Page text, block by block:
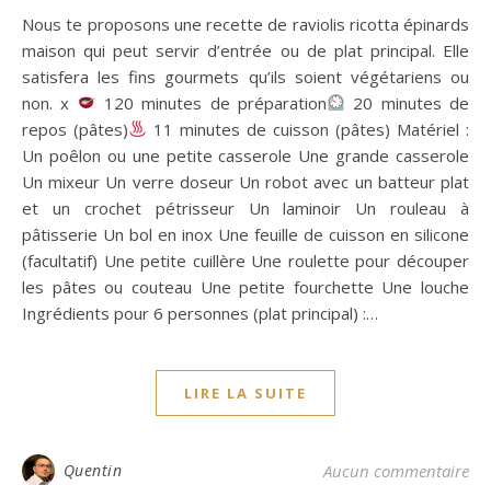
Nous te proposons une recette de raviolis ricotta épinards
maison qui peut servir d’entrée ou de plat principal. Elle
satisfera les fins gourmets qu’ils soient végétariens ou
non. x
120 minutes de préparation
20 minutes de
repos (pâtes)
11 minutes de cuisson (pâtes) Matériel :
Un poêlon ou une petite casserole Une grande casserole
Un mixeur Un verre doseur Un robot avec un batteur plat
et un crochet pétrisseur Un laminoir Un rouleau à
pâtisserie Un bol en inox Une feuille de cuisson en silicone
(facultatif) Une petite cuillère Une roulette pour découper
les pâtes ou couteau Une petite fourchette Une louche
Ingrédients pour 6 personnes (plat principal) :…
LIRE LA SUITE
Quentin Aucun commentaire